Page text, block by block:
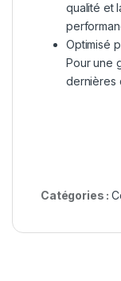
qualité et
Optimisé
Pour une
dernières
Catégories :